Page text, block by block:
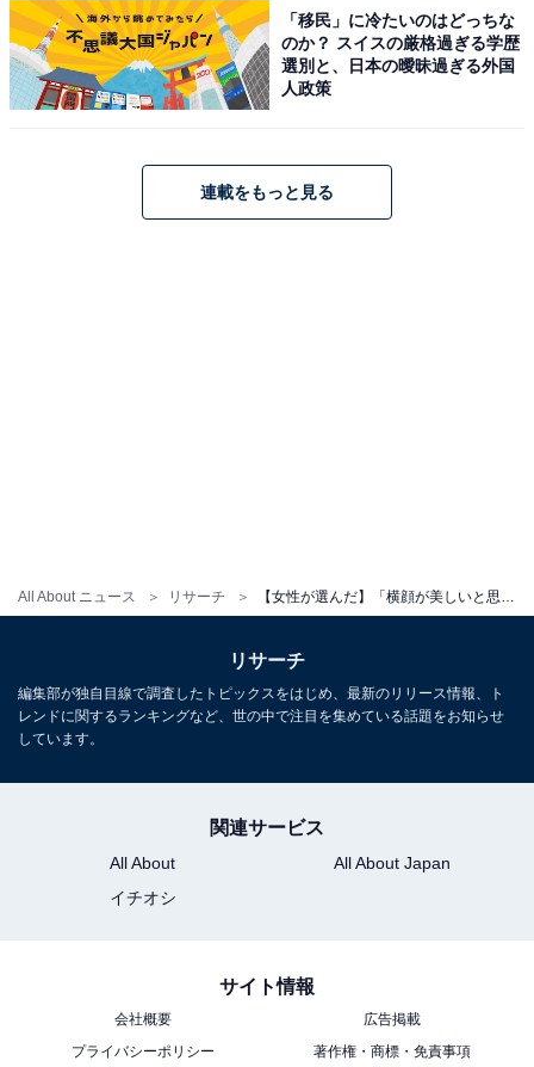
All About ニュース リサーチ
る洗練された美しい横顔は、作品にさらなる深みと上品
な色気を与えています。
回答者コメント
「鼻筋の通った立体的な横顔が特徴で、光の当たり
※記事内容は執筆時点のものです.最新の内容をご確認く
ださい
10位までのランキング結果を見る
「移民」に冷たいのはどっちな
のか？ スイスの厳格過ぎる学歴
選別と、日本の曖昧過ぎる外国
人政策
連載をもっと見る
リサーチ
編集部が独自目線で調査したトピックスをはじめ、最新のリリース情報、ト
レンドに関するランキングなど、世の中で注目を集めている話題をお知らせ
しています。
関連サービス
All About
All About Japan
イチオシ
サイト情報
会社概要
広告掲載
プライバシーポリシー
著作権・商標・免責事項